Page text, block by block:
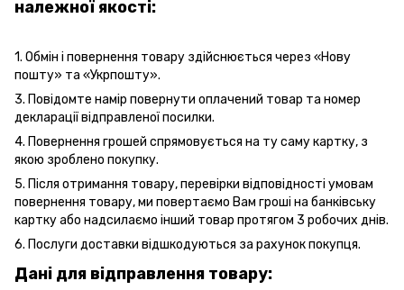
належної якості:
1. Обмін і повернення товару здійснюється через «Нову
пошту» та «Укрпошту».
3. Повідомте намір повернути оплачений товар та номер
декларації відправленої посилки.
4. Повернення грошей спрямовується на ту саму картку, з
якою зроблено покупку.
5. Після отримання товару, перевірки відповідності умовам
повернення товару, ми повертаємо Вам гроші на банківську
картку або надсилаємо інший товар протягом 3 робочих днів.
6. Послуги доставки відшкодуються за рахунок покупця.
Дані для відправлення товару: